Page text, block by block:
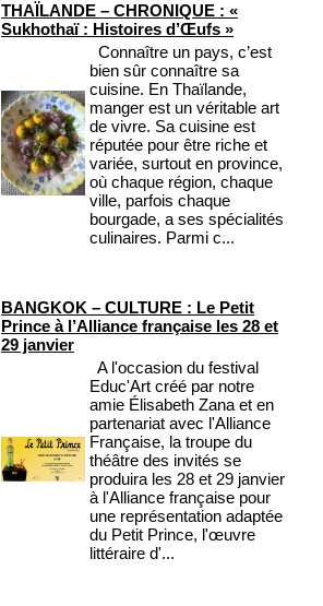
THAÏLANDE – CHRONIQUE : «
Sukhothaï : Histoires d’Œufs »
Connaître un pays, c’est
bien sûr connaître sa
cuisine. En Thaïlande,
manger est un véritable art
de vivre. Sa cuisine est
réputée pour être riche et
variée, surtout en province,
où chaque région, chaque
ville, parfois chaque
bourgade, a ses spécialités
culinaires. Parmi c...
BANGKOK – CULTURE : Le Petit
Prince à l’Alliance française les 28 et
29 janvier
A l'occasion du festival
Educ'Art créé par notre
amie Élisabeth Zana et en
partenariat avec l'Alliance
Française, la troupe du
théâtre des invités se
produira les 28 et 29 janvier
à l'Alliance française pour
une représentation adaptée
du Petit Prince, l'œuvre
littéraire d'...